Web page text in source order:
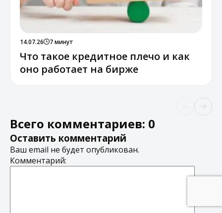
14.07.26 7 минут
Что такое кредитное плечо и как
оно работает на бирже
Всего комментариев: 0
Оставить комментарий
Ваш email не будет опубликован.
Комментарий: